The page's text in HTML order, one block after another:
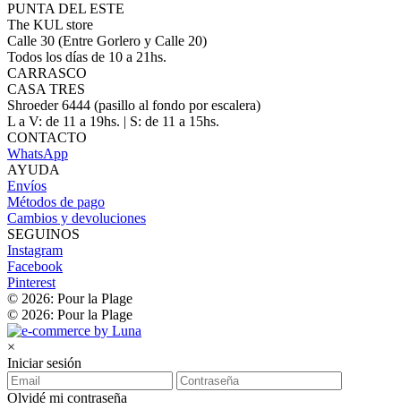
PUNTA DEL ESTE
The KUL store
Calle 30 (Entre Gorlero y Calle 20)
Todos los días de 10 a 21hs.
CARRASCO
CASA TRES
Shroeder 6444 (pasillo al fondo por escalera)
L a V: de 11 a 19hs. | S: de 11 a 15hs.
CONTACTO
WhatsApp
AYUDA
Envíos
Métodos de pago
Cambios y devoluciones
SEGUINOS
Instagram
Facebook
Pinterest
© 2026: Pour la Plage
© 2026: Pour la Plage
×
Iniciar sesión
Olvidé mi contraseña